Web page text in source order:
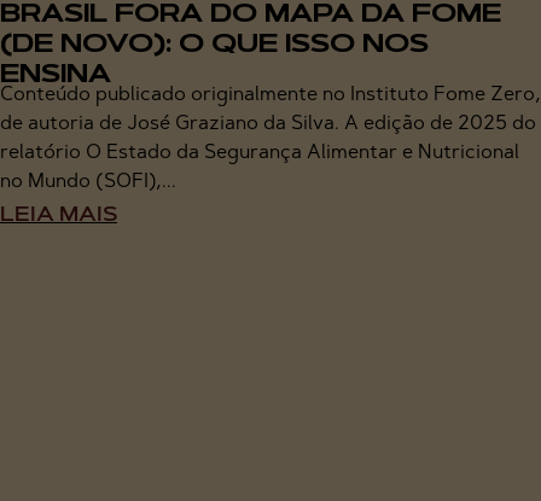
BRASIL FORA DO MAPA DA FOME
(DE NOVO): O QUE ISSO NOS
ENSINA
Conteúdo publicado originalmente no Instituto Fome Zero,
de autoria de José Graziano da Silva. A edição de 2025 do
relatório O Estado da Segurança Alimentar e Nutricional
no Mundo (SOFI),...
LEIA MAIS